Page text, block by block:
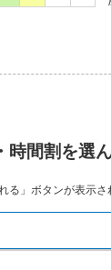
時間割を選
る」ボタンが表示